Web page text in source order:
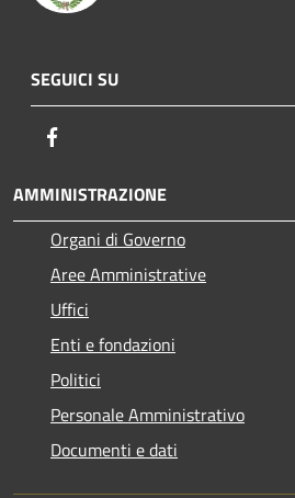
SEGUICI SU
AMMINISTRAZIONE
Organi di Governo
Aree Amministrative
Uffici
Enti e fondazioni
Politici
Personale Amministrativo
Documenti e dati